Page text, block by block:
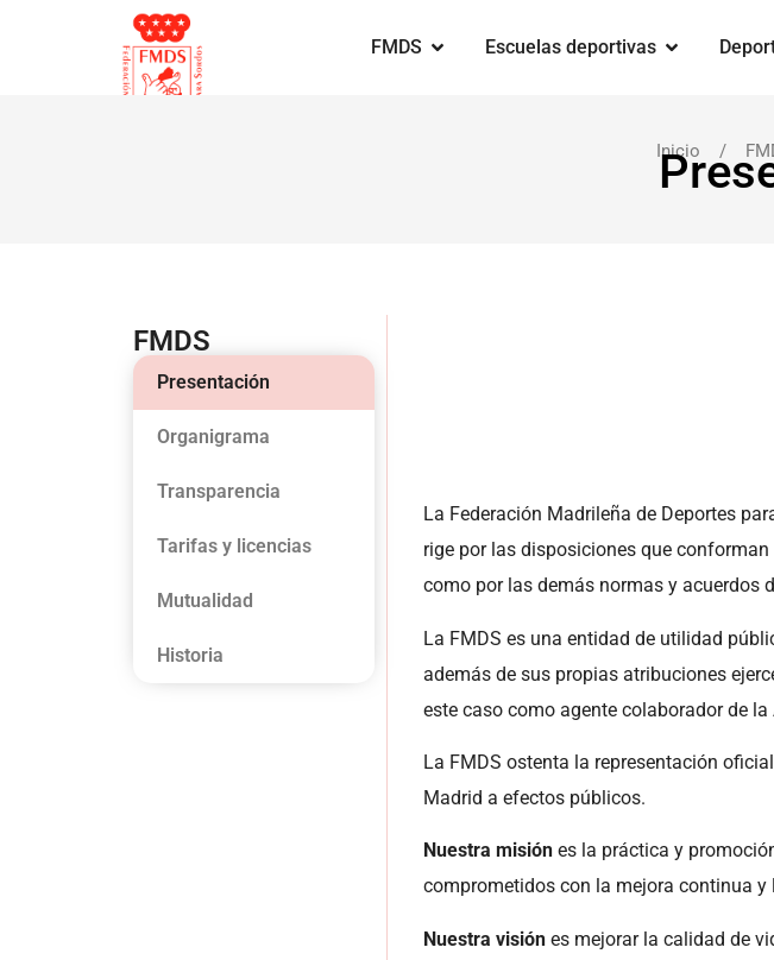
FMDS Escuelas deportivas
Inicio /
FMDS
Presentación
Organigrama
Transparencia
Tarifas y licencias
Mutualidad
Historia
La Federación Madrileña de Deportes
rige por las disposiciones que
como por las demás normas y acuerdos
La FMDS es una entidad de utilidad
además de sus propias atribuciones
este caso como agente colaborador de
La FMDS ostenta la representación
Madrid a efectos públicos.
Nuestra misión es la práctica y
comprometidos con la mejora continua
Nuestra visión es mejorar la calidad de